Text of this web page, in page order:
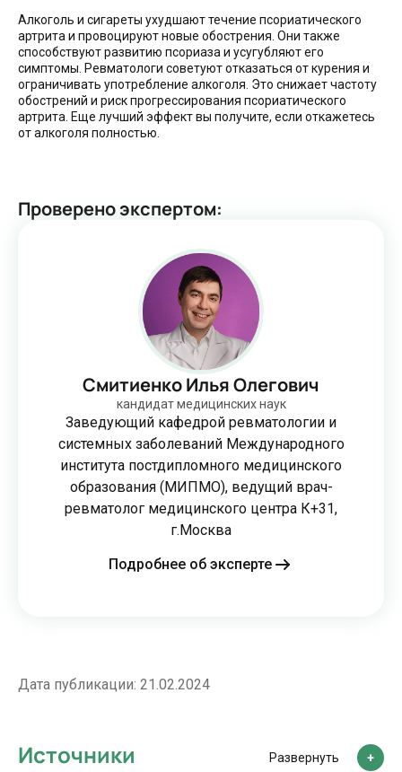
Алкоголь и сигареты ухудшают течение псориатического
артрита и провоцируют новые обострения. Они также
способствуют развитию псориаза и усугубляют его
симптомы. Ревматологи советуют отказаться от курения и
ограничивать употребление алкоголя. Это снижает частоту
обострений и риск прогрессирования псориатического
артрита. Еще лучший эффект вы получите, если откажетесь
от алкоголя полностью.
Проверено экспертом:
Смитиенко Илья Олегович
кандидат медицинских наук
Заведующий кафедрой ревматологии и
системных заболеваний Международного
института постдипломного медицинского
образования (МИПМО), ведущий врач-
ревматолог медицинского центра К+31,
г.Москва
Подробнее об эксперте
Дата публикации: 21.02.2024
Источники Развернуть